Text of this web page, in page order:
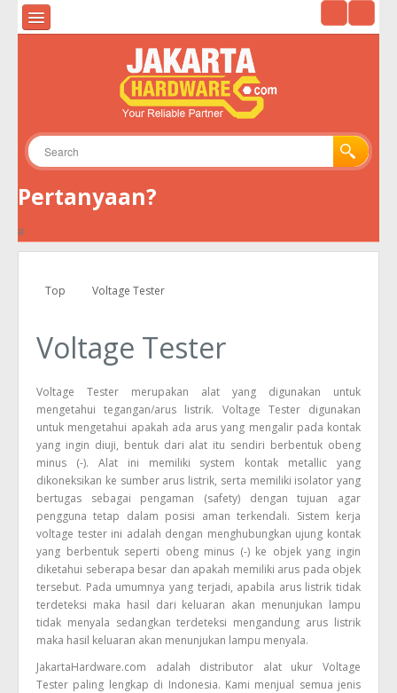
Pertanyaan?
#
ALAT UKUR & ALAT UJI
ALAT TELEKOMUNIKASI
GPS
Top Voltage Tester
Voltage Tester
Voltage Tester merupakan alat yang digunakan untuk
mengetahui tegangan/arus listrik. Voltage Tester digunakan
untuk mengetahui apakah ada arus yang mengalir pada kontak
yang ingin diuji, bentuk dari alat itu sendiri berbentuk obeng
minus (-). Alat ini memiliki system kontak metallic yang
dikoneksikan ke sumber arus listrik, serta memiliki isolator yang
bertugas sebagai pengaman (safety) dengan tujuan agar
pengguna tetap dalam posisi aman terkendali. Sistem kerja
voltage tester ini adalah dengan menghubungkan ujung kontak
yang berbentuk seperti obeng minus (-) ke objek yang ingin
diketahui seberapa besar dan apakah memiliki arus pada objek
tersebut. Pada umumnya yang terjadi, apabila arus listrik tidak
terdeteksi maka hasil dari keluaran akan menunjukan lampu
tidak menyala sedangkan terdeteksi mengandung arus listrik
maka hasil keluaran akan menunjukan lampu menyala.
JakartaHardware.com adalah distributor alat ukur Voltage
Tester paling lengkap di Indonesia. Kami menjual semua jenis